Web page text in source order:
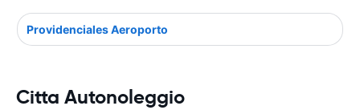
Providenciales Aeroporto
Citta Autonoleggio